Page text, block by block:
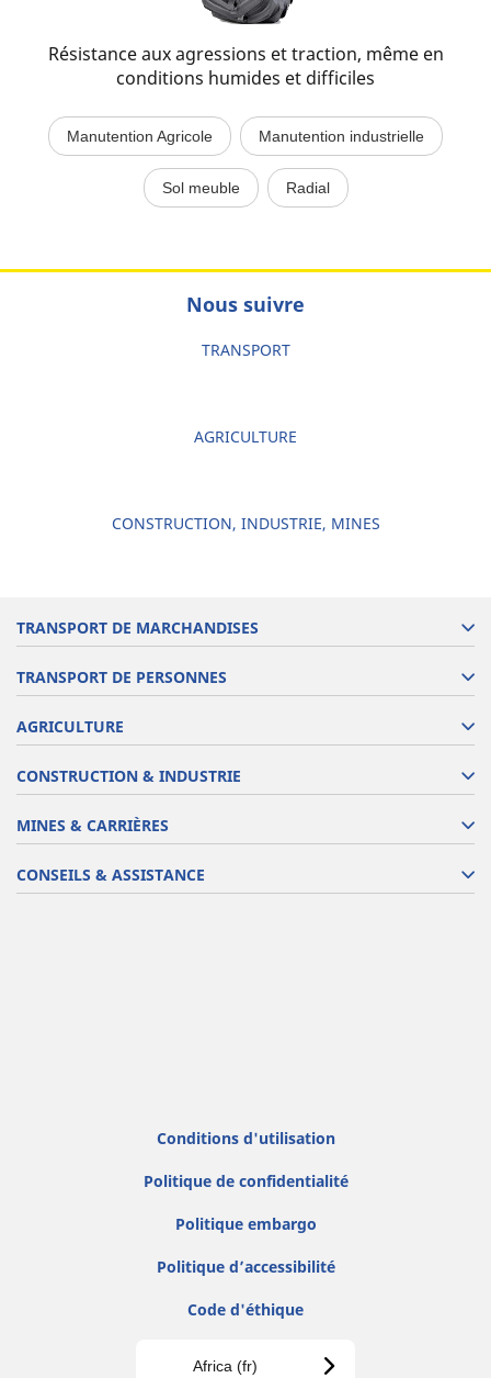
Résistance aux agressions et traction, même en
conditions humides et difficiles
Manutention Agricole Manutention industrielle
Sol meuble Radial
Nous suivre
TRANSPORT
AGRICULTURE
CONSTRUCTION, INDUSTRIE, MINES
TRANSPORT DE MARCHANDISES
TRANSPORT DE PERSONNES
AGRICULTURE
CONSTRUCTION & INDUSTRIE
MINES & CARRIÈRES
CONSEILS & ASSISTANCE
Conditions d'utilisation
Politique de confidentialité
Politique embargo
Politique d’accessibilité
Code d'éthique
Africa (fr)